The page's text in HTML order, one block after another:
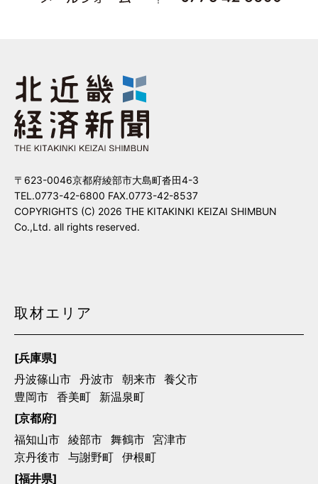
〒623-0046京都府綾部市大島町沓田4-3
TEL.0773-42-6800 FAX.0773-42-8537
COPYRIGHTS (C) 2026 THE KITAKINKI KEIZAI SHIMBUN
Co.,Ltd. all rights reserved.
取材エリア
[兵庫県]
丹波篠山市
丹波市 朝来市
養父市
豊岡市
香美町
新温泉町
[京都府]
福知山市
綾部市 舞鶴市
宮津市
京丹後市
与謝野町
伊根町
[福井県]